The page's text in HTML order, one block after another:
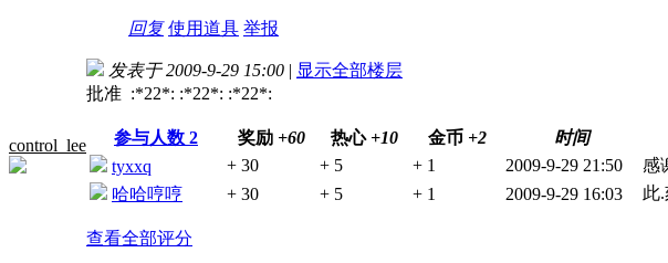
回复 使用道具 举报
control_lee
发表于 2009-9-29 15:00 | 显示全部楼层
批准 :*22*: :*22*: :*22*:
参与人数 2 奖励 +60 热心 +10 金币 +2 时间
tyxxq
+ 30 + 5 + 1 2009-9-29 21:50
感
哈哈哼哼
+ 30 + 5 + 1 2009-9-29 16:03 此.
查看全部评分